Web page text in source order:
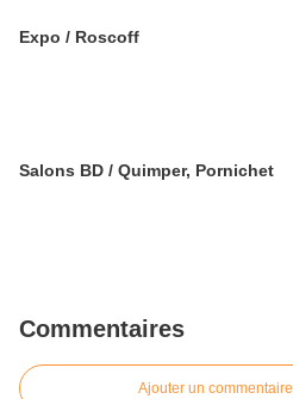
Expo / Roscoff
Salons BD / Quimper, Pornichet
Commentaires
Ajouter un commentaire